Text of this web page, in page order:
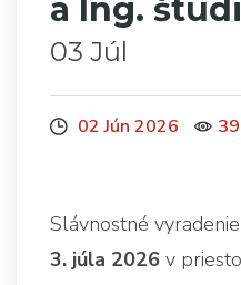
a Ing.
03 Júl
02 Jún 2026
Slávnostné
3. júla 2026 v